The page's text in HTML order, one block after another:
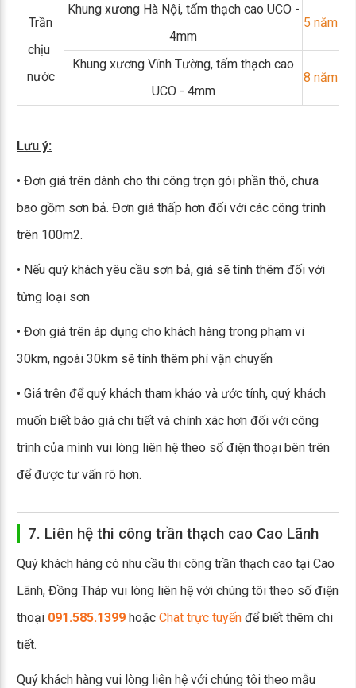
Trần
chịu
nước
Khung xương Hà Nội, tấm thạch cao UCO -
4mm
5 năm
Khung xương Vĩnh Tường, tấm thạch cao
UCO - 4mm
8 năm
Lưu ý:
• Đơn giá trên dành cho thi công trọn gói phần thô, chưa
bao gồm sơn bả. Đơn giá thấp hơn đối với các công trình
trên 100m2.
• Nếu quý khách yêu cầu sơn bả, giá sẽ tính thêm đối với
từng loại sơn
• Đơn giá trên áp dụng cho khách hàng trong phạm vi
30km, ngoài 30km sẽ tính thêm phí vận chuyển
• Giá trên để quý khách tham khảo và ước tính, quý khách
muốn biết báo giá chi tiết và chính xác hơn đối với công
trình của mình vui lòng liên hệ theo số điện thoại bên trên
để được tư vấn rõ hơn.
7. Liên hệ thi công trần thạch cao Cao Lãnh
Quý khách hàng có nhu cầu thi công trần thạch cao tại Cao
Lãnh, Đồng Tháp vui lòng liên hệ với chúng tôi theo số điện
thoại 091.585.1399 hoặc Chat trực tuyến để biết thêm chi
tiết.
Quý khách hàng vui lòng liên hệ với chúng tôi theo mẫu